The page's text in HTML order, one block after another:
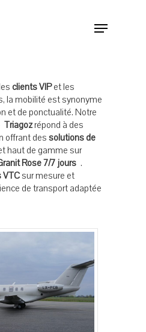
clients VIPet les
la mobilité est synonyme
et de ponctualité. Notre
Triagozrépond à des
offrant des solutions de
haut de gamme sur
Rose 7/7 jours .
VTCsur mesure et
de transport adaptée